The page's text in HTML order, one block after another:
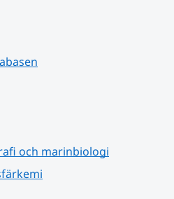
och marinbiologi